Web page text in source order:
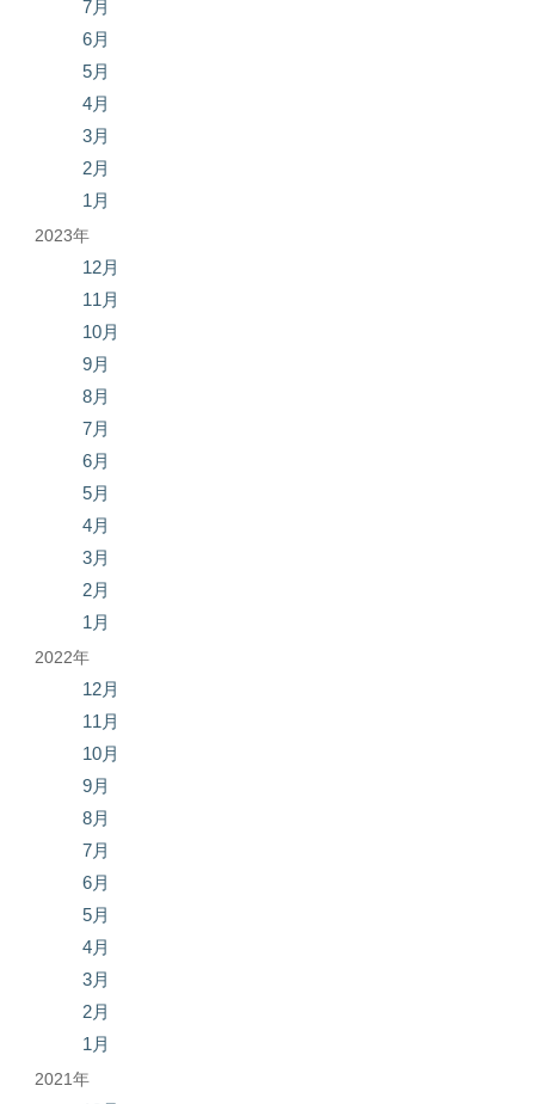
7月
6月
5月
4月
3月
2月
1月
2023年
12月
11月
10月
9月
8月
7月
6月
5月
4月
3月
2月
1月
2022年
12月
11月
10月
9月
8月
7月
6月
5月
4月
3月
2月
1月
2021年